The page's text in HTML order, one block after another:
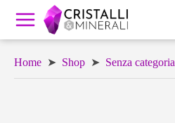
Home ➤ Shop ➤ Senza categoria